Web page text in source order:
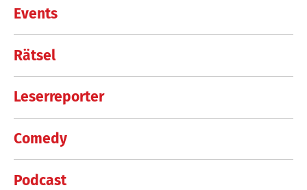
Events
Rätsel
Leserreporter
Comedy
Podcast